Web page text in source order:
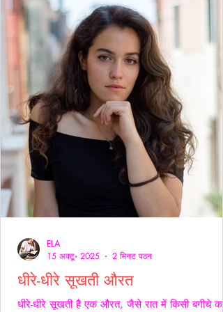
मानकर चलते हैं कि सामने वाला हमें उसी तरह
धीरे-धीरे सूखती औरत
धीरे-धीरे सूखती है एक औरत, जैसे रात में किसी बगीचे का
ELA
15 अक्टू॰ 2025
2 मिनट पठन